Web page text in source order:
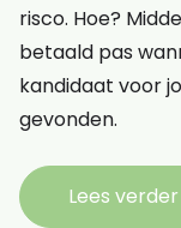
risco. Hoe?
betaald pas
kandidaat voor
gevonden.
Lees verder